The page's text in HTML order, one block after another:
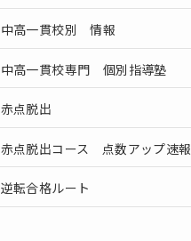
中高一貫校別 情報
中高一貫校専門 個別指導塾
赤点脱出
赤点脱出コース 点数アップ速報
逆転合格ルート